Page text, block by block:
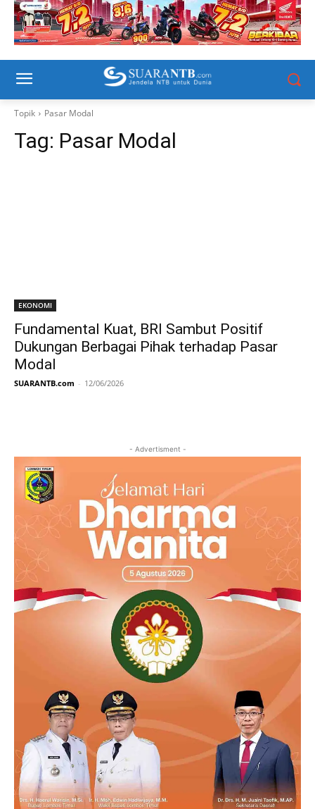
Topik Pasar Modal
Tag: Pasar Modal
EKONOMI
Fundamental Kuat, BRI Sambut Positif
Dukungan Berbagai Pihak terhadap Pasar
Modal
SUARANTB.com - 12/06/2026
- Advertisment -